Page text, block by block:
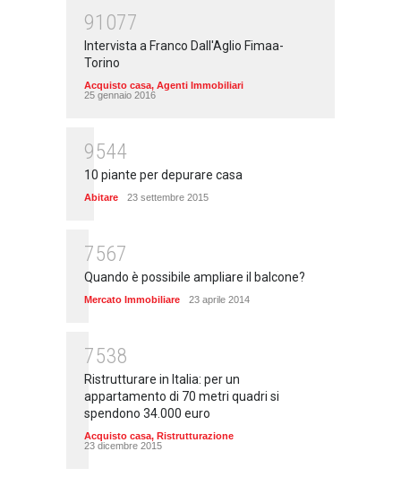
91077
Intervista a Franco Dall'Aglio Fimaa-
Torino
Acquisto casa, Agenti Immobiliari
25 gennaio 2016
9544
10 piante per depurare casa
Abitare 23 settembre 2015
7567
Quando è possibile ampliare il balcone?
Mercato Immobiliare 23 aprile 2014
7538
Ristrutturare in Italia: per un
appartamento di 70 metri quadri si
spendono 34.000 euro
Acquisto casa, Ristrutturazione
23 dicembre 2015